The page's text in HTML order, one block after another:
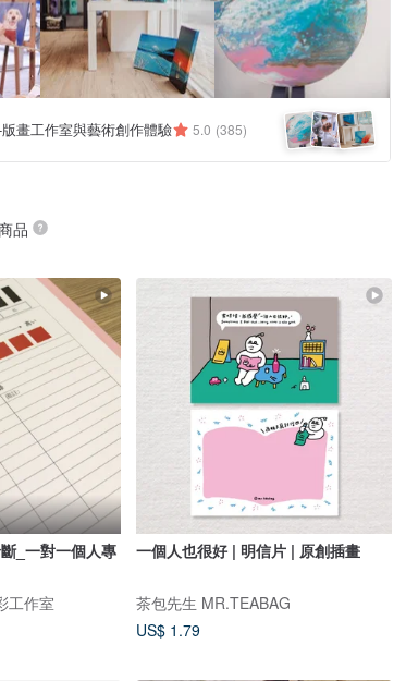
畫工作室與藝術創作體驗 5.0 (385)
品
斷_一對一個人專
工作室
一個人也很好 | 明信片 | 原創插畫
茶包先生 MR.TEABAG
US$ 1.79